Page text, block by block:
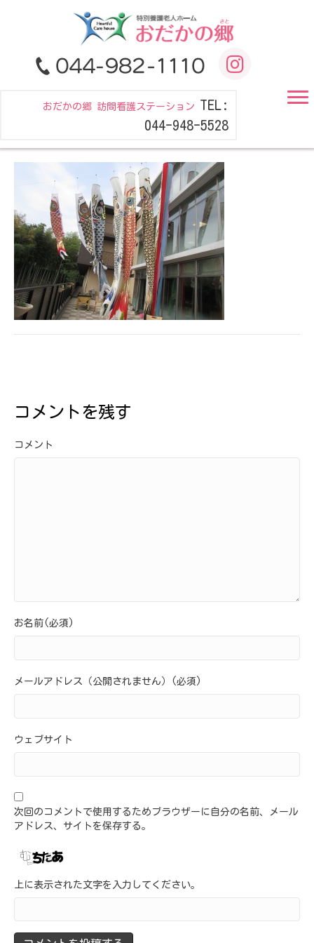
おだかの郷 訪問看護ステーション TEL:
044-948-5528
コメントを残す
コメント
お名前(必須)
メールアドレス（公開されません）(必須)
ウェブサイト
次回のコメントで使用するためブラウザーに自分の名前、メール
アドレス、サイトを保存する。
上に表示された文字を入力してください。